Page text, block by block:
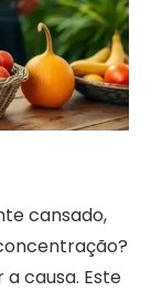
cansado,
causa. Este